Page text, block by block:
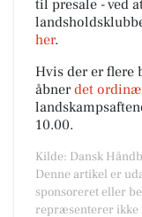
til presale - ved
her.
Hvis der er flere
åbnerdet
10.00.
Kilde: Dansk
Denne artikel er
sponsoreret eller
repræsenterer ikke